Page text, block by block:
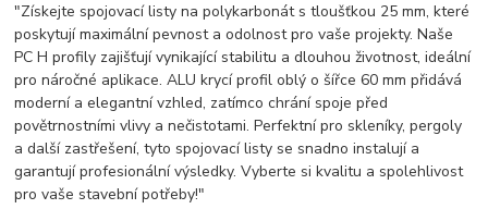
"Získejte spojovací listy na polykarbonát s tloušťkou 25 mm, které
poskytují maximální pevnost a odolnost pro vaše projekty. Naše
PC H profily zajišťují vynikající stabilitu a dlouhou životnost, ideální
pro náročné aplikace. ALU krycí profil oblý o šířce 60 mm přidává
moderní a elegantní vzhled, zatímco chrání spoje před
povětrnostními vlivy a nečistotami. Perfektní pro skleníky, pergoly
a další zastřešení, tyto spojovací listy se snadno instalují a
garantují profesionální výsledky. Vyberte si kvalitu a spolehlivost
pro vaše stavební potřeby!"